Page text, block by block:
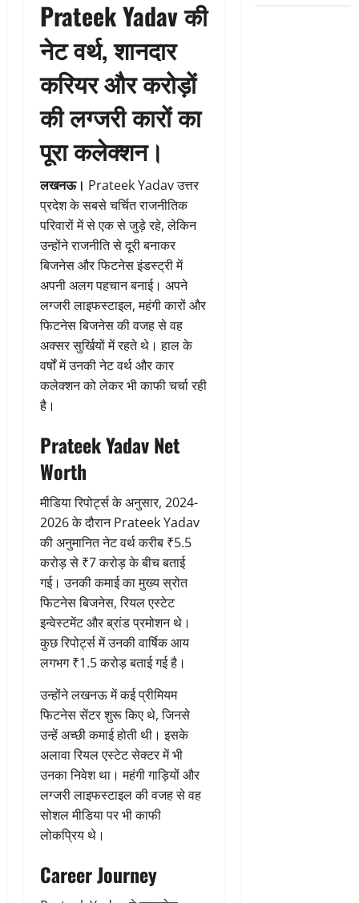
Prateek Yadav की
नेट वर्थ, शानदार
करियर और करोड़ों
की लग्जरी कारों का
पूरा कलेक्शन।
लखनऊ। Prateek Yadav उत्तर
प्रदेश के सबसे चर्चित राजनीतिक
परिवारों में से एक से जुड़े रहे, लेकिन
उन्होंने राजनीति से दूरी बनाकर
बिजनेस और फिटनेस इंडस्ट्री में
अपनी अलग पहचान बनाई। अपने
लग्जरी लाइफस्टाइल, महंगी कारों और
फिटनेस बिजनेस की वजह से वह
अक्सर सुर्खियों में रहते थे। हाल के
वर्षों में उनकी नेट वर्थ और कार
कलेक्शन को लेकर भी काफी चर्चा रही
है।
Prateek Yadav Net
Worth
मीडिया रिपोर्ट्स के अनुसार, 2024-
2026 के दौरान Prateek Yadav
की अनुमानित नेट वर्थ करीब ₹5.5
करोड़ से ₹7 करोड़ के बीच बताई
गई। उनकी कमाई का मुख्य स्रोत
फिटनेस बिजनेस, रियल एस्टेट
इन्वेस्टमेंट और ब्रांड प्रमोशन थे।
कुछ रिपोर्ट्स में उनकी वार्षिक आय
लगभग ₹1.5 करोड़ बताई गई है।
उन्होंने लखनऊ में कई प्रीमियम
फिटनेस सेंटर शुरू किए थे, जिनसे
उन्हें अच्छी कमाई होती थी। इसके
अलावा रियल एस्टेट सेक्टर में भी
उनका निवेश था। महंगी गाड़ियों और
लग्जरी लाइफस्टाइल की वजह से वह
सोशल मीडिया पर भी काफी
लोकप्रिय थे।
Career Journey